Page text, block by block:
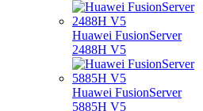
Huawei FusionServer
2488H V5
Huawei FusionServer
5885H V5